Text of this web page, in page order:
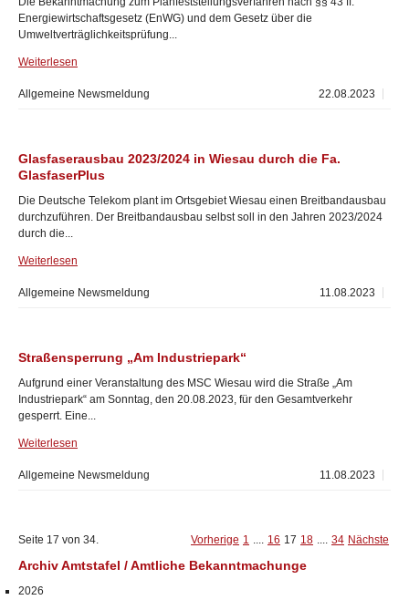
Energiewirtschaftsgesetz (EnWG) und dem Gesetz über die
Umweltverträglichkeitsprüfung...
Weiterlesen
22.08.2023
Allgemeine Newsmeldung
Glasfaserausbau 2023/2024 in Wiesau durch die Fa.
GlasfaserPlus
Die Deutsche Telekom plant im Ortsgebiet Wiesau einen Breitbandausbau
durchzuführen. Der Breitbandausbau selbst soll in den Jahren 2023/2024
durch die...
Weiterlesen
11.08.2023
Allgemeine Newsmeldung
Straßensperrung „Am Industriepark“
Aufgrund einer Veranstaltung des MSC Wiesau wird die Straße „Am
Industriepark“ am Sonntag, den 20.08.2023, für den Gesamtverkehr
gesperrt. Eine...
Weiterlesen
11.08.2023
Allgemeine Newsmeldung
Seite 17 von 34. Vorherige 1 .... 16 17 18 .... 34 Nächste
Archiv Amtstafel / Amtliche Bekanntmachunge
2026